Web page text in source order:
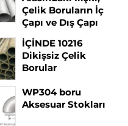
Çelik Boruların İç
Çapı ve Dış Çapı
İÇİNDE 10216
Dikişsiz Çelik
Borular
WP304 boru
Aksesuar Stokları